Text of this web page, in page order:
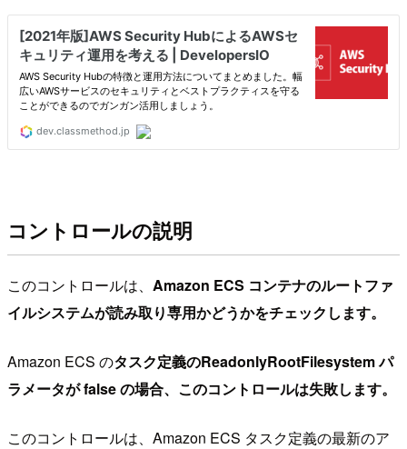
コントロールの説明
このコントロールは、 Amazon ECS コンテナのルートファ
イルシステムが読み取り専用かどうかをチェックします。
Amazon ECS のタスク定義のReadonlyRootFilesystem パ
ラメータが false の場合、このコントロールは失敗します。
このコントロールは、Amazon ECS タスク定義の最新のア